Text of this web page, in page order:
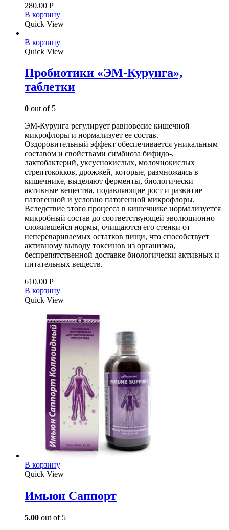
280.00 Р
В корзину
Quick View
В корзину
Quick View
Пробиотики «ЭМ-Курунга»,
таблетки
0 out of 5
ЭМ-Курунга регулирует равновесие кишечной
микрофлоры и нормализует ее состав.
Оздоровительный эффект обеспечивается уникальным
составом и свойствами симбиоза бифидо-,
лактобактерий, уксуснокислых, молочнокислых
стрептококков, дрожжей, которые, размножаясь в
кишечнике, выделяют ферменты, биологически
активные вещества, подавляющие рост и развитие
патогенной и условно патогенной микрофлоры.
Вследствие этого процесса в кишечнике нормализуется
микробный состав до соответствующей эволюционно
сложившейся нормы, очищаются его стенки от
неперевариваемых остатков пищи, что способствует
активному выводу токсинов из организма,
беспрепятственной доставке биологически активных и
питательных веществ.
610.00 Р
В корзину
Quick View
В корзину
Quick View
Имьюн Саппорт
5.00 out of 5